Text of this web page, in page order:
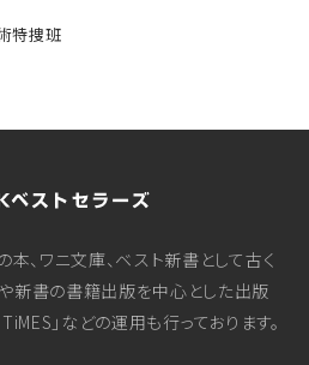
特捜班
、ワニ文庫、ベスト新書として古く
新書の書籍出版を中心とした出版
」などの運用も行っております。